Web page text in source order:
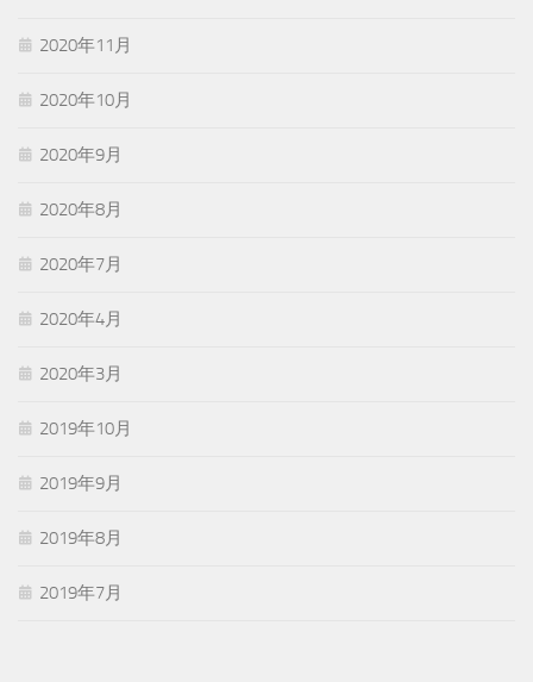
2020年11月
2020年10月
2020年9月
2020年8月
2020年7月
2020年4月
2020年3月
2019年10月
2019年9月
2019年8月
2019年7月